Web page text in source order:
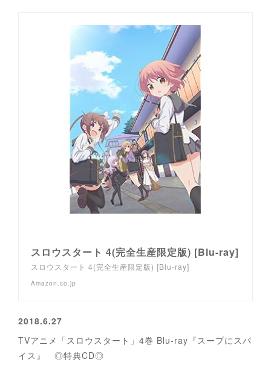
スロウスタート 4(完全生産限定版) [Blu-ray]
スロウスタート 4(完全生産限定版) [Blu-ray]
Amazon.co.jp
2018.6.27
TVアニメ「スロウスタート」4巻 Blu-ray『スープにスパ
イス』 ◎特典CD◎